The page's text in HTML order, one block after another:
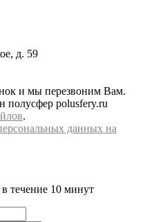
д. 59
и мы перезвоним Вам.
полусфер polusfery.ru
.
данных на
течение 10 минут